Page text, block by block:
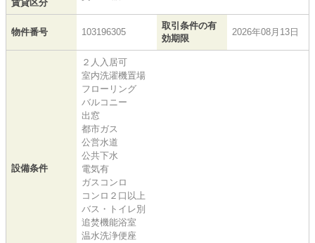
賃貸区分
物件番号 103196305
取引条件の有
効期限
2026年08月13日
設備条件
２人入居可
室内洗濯機置場
フローリング
バルコニー
出窓
都市ガス
公営水道
公共下水
電気有
ガスコンロ
コンロ２口以上
バス・トイレ別
追焚機能浴室
温水洗浄便座